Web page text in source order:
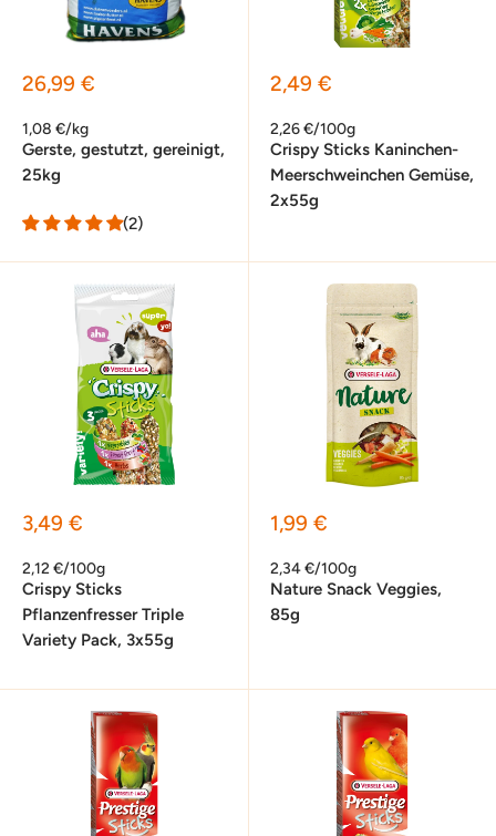
Sonderpreis
26,99 €
1,08 €/kg
Gerste, gestutzt, gereinigt,
25kg
(2)
Sonderpreis
2,49 €
2,26 €/100g
Crispy Sticks Kaninchen-
Meerschweinchen Gemüse,
2x55g
Sonderpreis
3,49 €
2,12 €/100g
Crispy Sticks
Pflanzenfresser Triple
Variety Pack, 3x55g
Sonderpreis
1,99 €
2,34 €/100g
Nature Snack Veggies,
85g